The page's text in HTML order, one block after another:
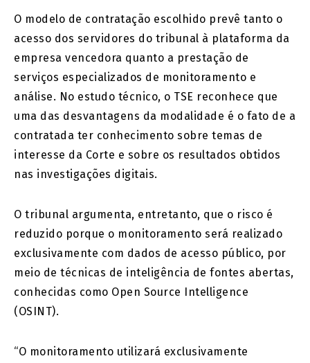
O modelo de contratação escolhido prevê tanto o
acesso dos servidores do tribunal à plataforma da
empresa vencedora quanto a prestação de
serviços especializados de monitoramento e
análise. No estudo técnico, o TSE reconhece que
uma das desvantagens da modalidade é o fato de a
contratada ter conhecimento sobre temas de
interesse da Corte e sobre os resultados obtidos
nas investigações digitais.
O tribunal argumenta, entretanto, que o risco é
reduzido porque o monitoramento será realizado
exclusivamente com dados de acesso público, por
meio de técnicas de inteligência de fontes abertas,
conhecidas como Open Source Intelligence
(OSINT).
“O monitoramento utilizará exclusivamente